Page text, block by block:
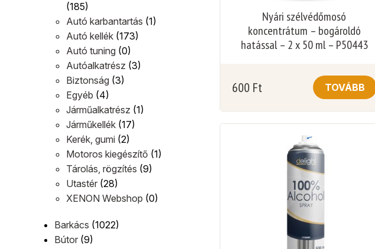
(185)
Autó karbantartás (1)
Autó kellék (173)
Autó tuning (0)
Autóalkatrész (3)
Biztonság (3)
Egyéb (4)
Járműalkatrész (1)
Járműkellék (17)
Kerék, gumi (2)
Motoros kiegészítő (1)
Tárolás, rögzítés (9)
Utastér (28)
XENON Webshop (0)
Barkács (1022)
Bútor (9)
Nyári szélvédőmosó
koncentrátum – bogároldó
hatással – 2 x 50 ml – P50443
600 Ft TOVÁBB